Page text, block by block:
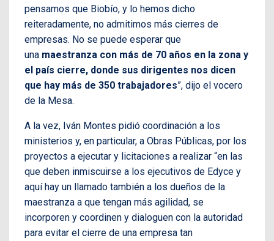
pensamos que Biobío, y lo hemos dicho
reiteradamente, no admitimos más cierres de
empresas. No se puede esperar que
una maestranza con más de 70 años en la zona y
el país cierre, donde sus dirigentes nos dicen
que hay más de 350 trabajadores”, dijo el vocero
de la Mesa.
A la vez, Iván Montes pidió coordinación a los
ministerios y, en particular, a Obras Públicas, por los
proyectos a ejecutar y licitaciones a realizar “en las
que deben inmiscuirse a los ejecutivos de Edyce y
aquí hay un llamado también a los dueños de la
maestranza a que tengan más agilidad, se
incorporen y coordinen y dialoguen con la autoridad
para evitar el cierre de una empresa tan